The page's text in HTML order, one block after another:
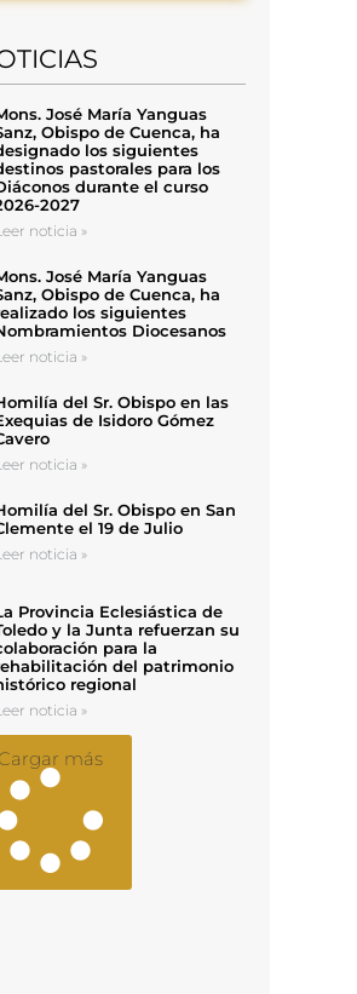
José María Yanguas
Obispo de Cuenca, ha
los siguientes
pastorales para los
durante el curso
2027
noticia »
José María Yanguas
Obispo de Cuenca, ha
los siguientes
Diocesanos
noticia »
del Sr. Obispo en las
de Isidoro Gómez
noticia »
del Sr. Obispo en San
el 19 de Julio
noticia »
Provincia Eclesiástica de
y la Junta refuerzan su
para la
del patrimonio
regional
noticia »
Cargar más